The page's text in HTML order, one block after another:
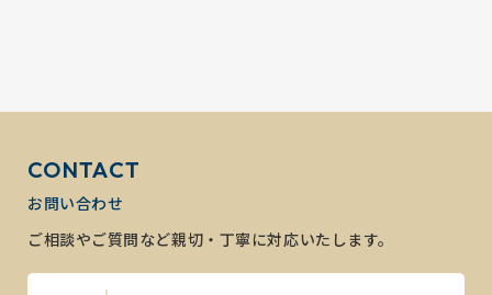
CONTACT
お問い合わせ
ご相談やご質問など親切・丁寧に対応いたします。